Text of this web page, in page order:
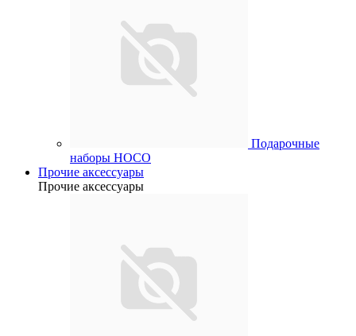
Подарочные
наборы HOCO
Прочие аксессуары
Прочие аксессуары